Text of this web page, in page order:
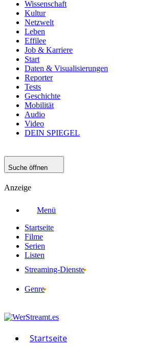
Wissenschaft
Kultur
Netzwelt
Leben
Effilee
Job & Karriere
Start
Daten & Visualisierungen
Reporter
Tests
Geschichte
Mobilität
Audio
Video
DEIN SPIEGEL
Suche öffnen
Anzeige
Menü
Startseite
Filme
Serien
Listen
Streaming-Dienste
Genre
Startseite